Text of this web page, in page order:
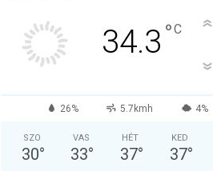
34.3 °C
26% 5.7kmh 4%
SZO
30°
VAS
33°
HÉT
37°
KED
37°